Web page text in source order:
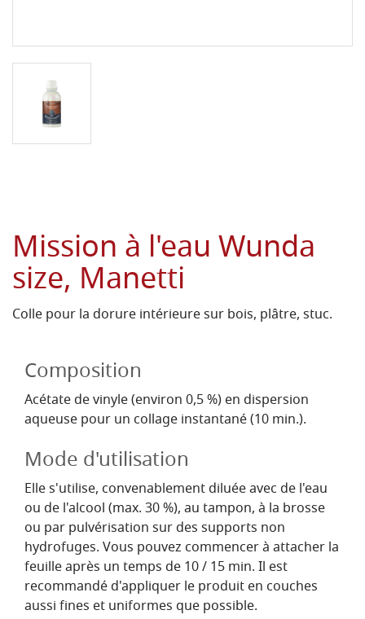
Mission à l'eau Wunda
size, Manetti
Colle pour la dorure intérieure sur bois, plâtre, stuc.
Composition
Acétate de vinyle (environ 0,5 %) en dispersion
aqueuse pour un collage instantané (10 min.).
Mode d'utilisation
Elle s'utilise, convenablement diluée avec de l'eau
ou de l'alcool (max. 30 %), au tampon, à la brosse
ou par pulvérisation sur des supports non
hydrofuges. Vous pouvez commencer à attacher la
feuille après un temps de 10 / 15 min. Il est
recommandé d'appliquer le produit en couches
aussi fines et uniformes que possible.